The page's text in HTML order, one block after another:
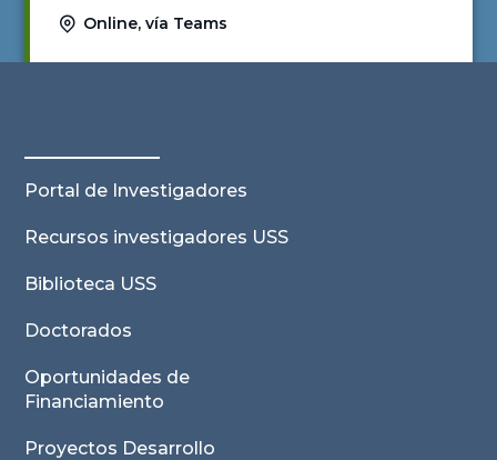
Online, vía Teams
Portal de Investigadores
Recursos investigadores USS
Biblioteca USS
Doctorados
Oportunidades de
Financiamiento
Proyectos Desarrollo